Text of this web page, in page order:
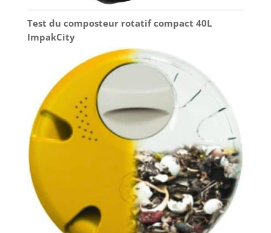
Test du composteur rotatif compact 40L
ImpakCity